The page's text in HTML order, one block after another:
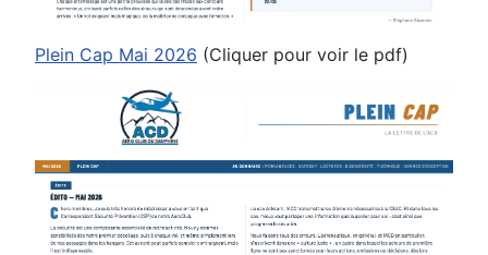
Plein Cap Mai 2026 (Cliquer pour voir le pdf)